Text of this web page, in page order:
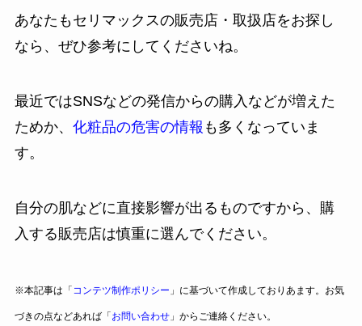
あなたもセリマックスの販売店・取扱店をお探し
なら、ぜひ参考にしてくださいね。
最近ではSNSなどの発信からの購入などが増えた
ためか、 化粧品の危害の情報 も多くなっていま
す。
自分の肌などに直接影響が出るものですから、購
入する販売店は慎重に選んでください。
※本記事は「 コンテツ制作ポリシー 」に基づいて作成しておりあます。お気
づきの点などあれば「お問い合わせ」からご連絡ください。